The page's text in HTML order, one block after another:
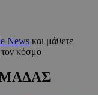
News και μάθετε
τον κόσμο